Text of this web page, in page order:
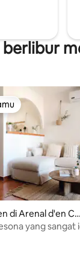
ke laut,
semangat
11 ulasan
di Arenal d'en Ca
yang sangat